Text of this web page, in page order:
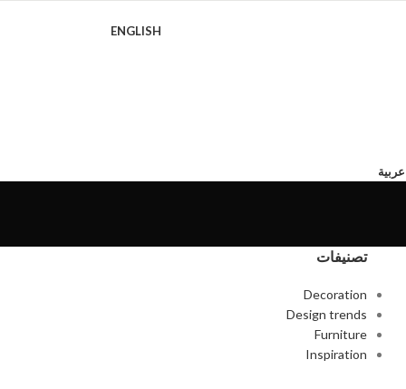
ENGLISH
تصنيفات
Decoration
Design trends
Furniture
Inspiration